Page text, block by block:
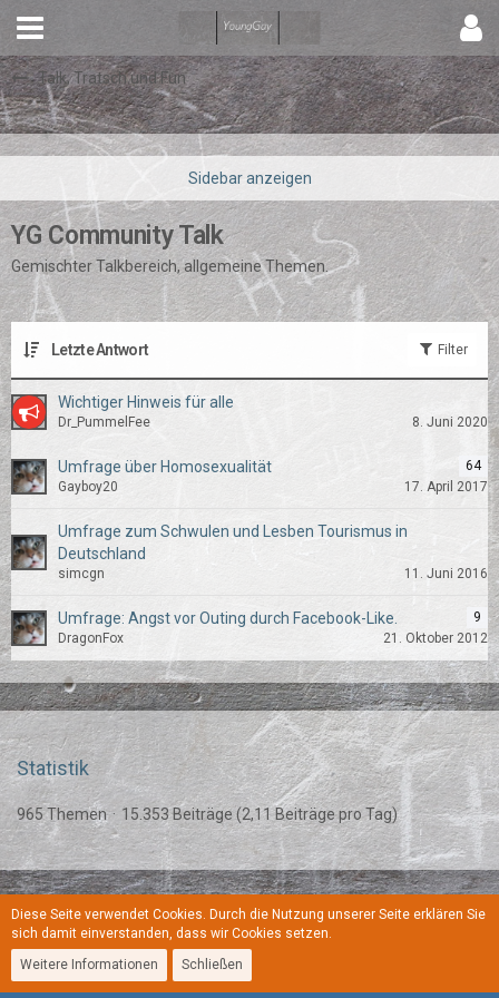
Talk, Tratsch und Fun
YG Community Talk
Gemischter Talkbereich, allgemeine Themen.
Letzte Antwort Filter
Wichtiger Hinweis für alle
Dr_PummelFee 8. Juni 2020
Umfrage über Homosexualität
64
Gayboy20
17. April 2017
Umfrage zum Schwulen und Lesben Tourismus in
Deutschland
simcgn 11. Juni 2016
Umfrage: Angst vor Outing durch Facebook-Like.
9
DragonFox
21. Oktober 2012
Statistik
965 Themen 15.353 Beiträge (2,11 Beiträge pro Tag)
Regeln Datenschutzerklärung Kontakt
Stil:YoungGay
Diese Seite verwendet Cookies. Durch die Nutzung unserer Seite erklären Sie
sich damit einverstanden, dass wir Cookies setzen.
Weitere Informationen
Schließen